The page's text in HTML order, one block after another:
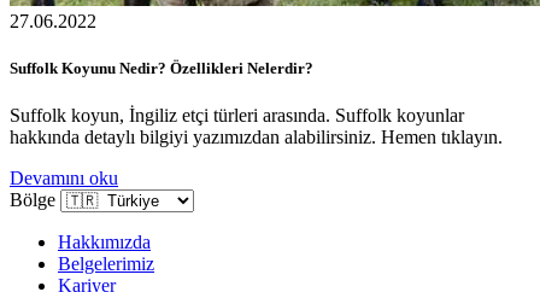
27.06.2022
Suffolk Koyunu Nedir? Özellikleri Nelerdir?
Suffolk koyun, İngiliz etçi türleri arasında. Suffolk koyunlar
hakkında detaylı bilgiyi yazımızdan alabilirsiniz. Hemen tıklayın.
Devamını oku
Bölge
Hakkımızda
Belgelerimiz
Kariyer